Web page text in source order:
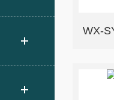
WX-